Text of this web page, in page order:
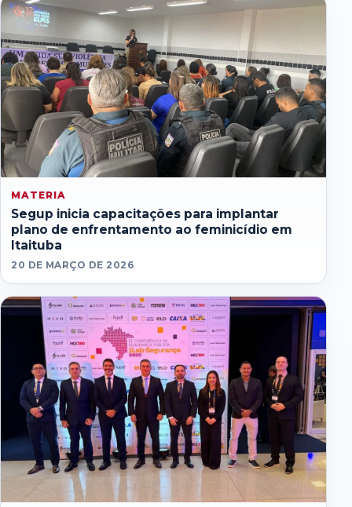
MATERIA
Segup inicia capacitações para implantar
plano de enfrentamento ao feminicídio em
Itaituba
20 DE MARÇO DE 2026